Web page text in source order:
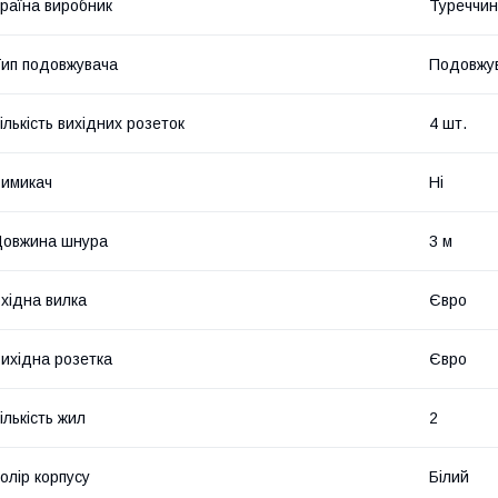
виробник
подовжувача
вихідних розеток 4 шт.
Ні
шнура 3 м
вилка Євро
розетка Євро
жил 2
корпусу Білий